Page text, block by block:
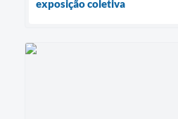
exposição coletiva